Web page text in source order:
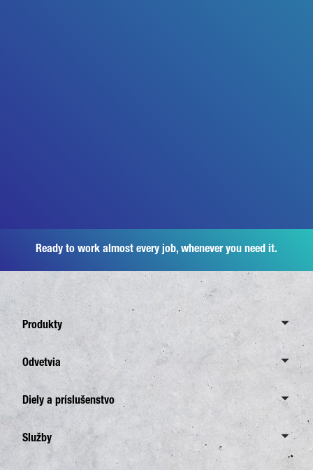
Ready to work almost every job, whenever you need it.
Produkty
Canter
7,5 ton
8,55 ton
Odvetvia
Odvetvia
Doprava pre stavebníctvo
Diely a príslušenstvo
Diely a príslušenstvo
Služby